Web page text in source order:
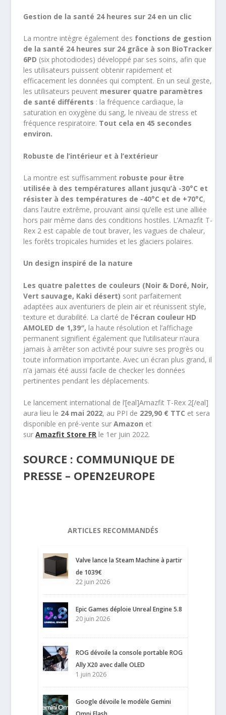
Gestion de la santé 24 heures sur 24 en un clic
La montre intègre également des fonctions de gestion
de la santé 24 heures sur 24 grâce à son BioTracker
6PD (six photodiodes) développé par ses soins, afin que
les utilisateurs puissent obtenir rapidement et
efficacement les données qui comptent. En un seul geste,
les utilisateurs peuvent mesurer quatre paramètres
de santé différents : la fréquence cardiaque, la
saturation en oxygène du sang, le niveau de stress et
fréquence respiratoire. Tout cela en 45 secondes
environ.
Robuste de l’intérieur et à l’extérieur
La montre est suffisamment robuste pour être
utilisée à des températures allant jusqu’à -30°C et
résister à des températures de -40°C et de +70°C,
dans l’autre extrême, prouvant ainsi qu’elle est une alliée
hors pair même dans des conditions hostiles. L’Amazfit T-
Rex 2 est capable de tout braver, les vagues de chaleur,
les forêts tropicales humides et les glaciers polaires.
Un design inspiré de la nature
Les quatre palettes de couleurs (Noir & Doré, Noir,
Vert sauvage, Kaki désert) sont parfaitement
adaptées aux aventuriers de plein air et réunissent style,
texture et durabilité. La clarté de l’écran couleur HD
AMOLED de 1,39″, la haute résolution et l’affichage
permanent signifient également que l’utilisateur n’aura
jamais à arrêter son activité pour suivre ses progrès ou
toute information importante. Avec un écran plus grand, il
n’a jamais été aussi facile de checker les données
pertinentes pendant les déplacements.
Le lancement international de l’[eal]Amazfit T-Rex 2[/eal]
aura lieu le 24 mai 2022, au PPI de 229,90 € TTC et sera
disponible en pré-vente surAmazon et
surAmazfit Store FR le 1er juin 2022.
SOURCE : COMMUNIQUE DE
PRESSE – OPEN2EUROPE
ARTICLES RECOMMANDÉS
Valve lance la Steam Machine à partir
de 1039€
22 juin 2026
Epic Games déploie Unreal Engine 5.8
20 juin 2026
ROG dévoile la console portable ROG
Ally X20 avec dalle OLED
1 juin 2026
Google dévoile le modèle Gemini